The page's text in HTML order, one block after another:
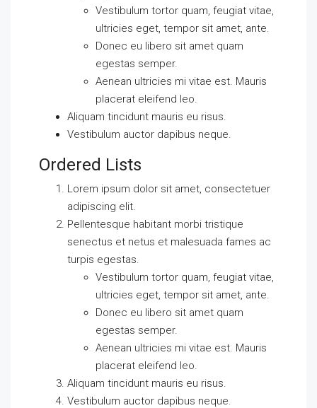
Vestibulum tortor quam, feugiat vitae,
ultricies eget, tempor sit amet, ante.
Donec eu libero sit amet quam
egestas semper.
Aenean ultricies mi vitae est. Mauris
placerat eleifend leo.
Aliquam tincidunt mauris eu risus.
Vestibulum auctor dapibus neque.
Ordered Lists
Lorem ipsum dolor sit amet, consectetuer
adipiscing elit.
Pellentesque habitant morbi tristique
senectus et netus et malesuada fames ac
turpis egestas.
Vestibulum tortor quam, feugiat vitae,
ultricies eget, tempor sit amet, ante.
Donec eu libero sit amet quam
egestas semper.
Aenean ultricies mi vitae est. Mauris
placerat eleifend leo.
Aliquam tincidunt mauris eu risus.
Vestibulum auctor dapibus neque.